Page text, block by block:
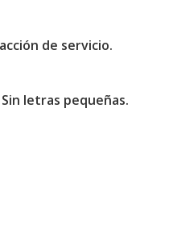
de servicio.
letras pequeñas.